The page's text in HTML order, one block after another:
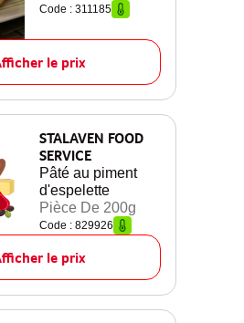
Code : 311185
le prix
STALAVEN FOOD
SERVICE
Pâté au piment
d'espelette
Pièce De 200g
Code : 829926
le prix